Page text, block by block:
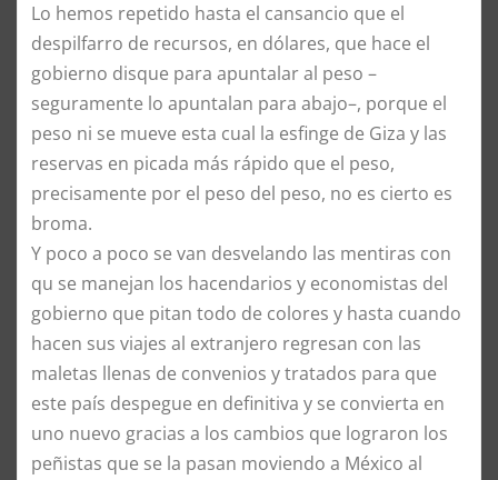
Lo hemos repetido hasta el cansancio que el
despilfarro de recursos, en dólares, que hace el
gobierno disque para apuntalar al peso –
seguramente lo apuntalan para abajo–, porque el
peso ni se mueve esta cual la esfinge de Giza y las
reservas en picada más rápido que el peso,
precisamente por el peso del peso, no es cierto es
broma.
Y poco a poco se van desvelando las mentiras con
qu se manejan los hacendarios y economistas del
gobierno que pitan todo de colores y hasta cuando
hacen sus viajes al extranjero regresan con las
maletas llenas de convenios y tratados para que
este país despegue en definitiva y se convierta en
uno nuevo gracias a los cambios que lograron los
peñistas que se la pasan moviendo a México al